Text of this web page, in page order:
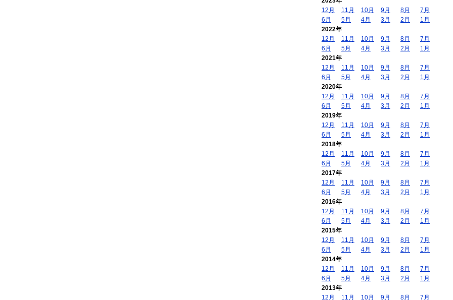
12月
11月 10月 9月 8月
7月
6月
5月 4月 3月 2月
1月
2022年
12月
11月 10月 9月 8月
7月
6月
5月 4月 3月 2月
1月
2021年
12月
11月 10月 9月 8月
7月
6月
5月 4月 3月 2月
1月
2020年
12月
11月 10月 9月 8月
7月
6月
5月 4月 3月 2月
1月
2019年
12月
11月 10月 9月 8月
7月
6月
5月 4月 3月 2月
1月
2018年
12月
11月 10月 9月 8月
7月
6月
5月 4月 3月 2月
1月
2017年
12月
11月 10月 9月 8月
7月
6月
5月 4月 3月 2月
1月
2016年
12月
11月 10月 9月 8月
7月
6月
5月 4月 3月 2月
1月
2015年
12月
11月 10月 9月 8月
7月
6月
5月 4月 3月 2月
1月
2014年
12月
11月 10月 9月 8月
7月
6月
5月 4月 3月 2月
1月
2013年
12月
11月 10月 9月 8月 7月